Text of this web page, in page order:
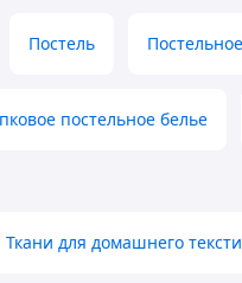
Постель
постельное белье
Ткани для домашнего